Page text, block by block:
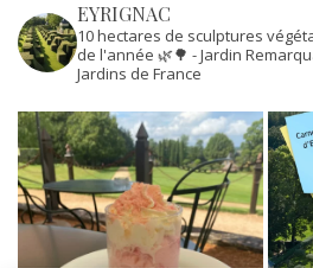
EYRIGNAC
10 hectares de sculptures
de l'année 🌿🌳 - Jardin
Jardins de France